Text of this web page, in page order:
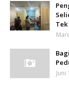
Tek
Juni